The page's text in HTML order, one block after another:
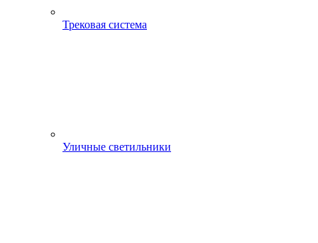
Трековая система
Уличные светильники